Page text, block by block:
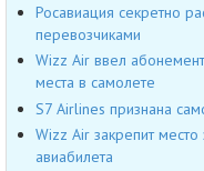
Росавиация секретно
перевозчиками
Wizz Air ввел
места в самолете
S7 Airlines признана
Wizz Air закрепит
авиабилета